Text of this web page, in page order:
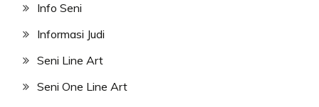
Info Seni
Informasi Judi
Seni Line Art
Seni One Line Art